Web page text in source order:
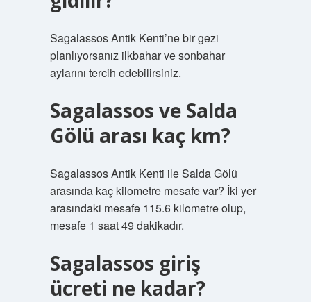
Sagalassos Antik Kenti’ne bir gezi
planlıyorsanız ilkbahar ve sonbahar
aylarını tercih edebilirsiniz.
Sagalassos ve Salda
Gölü arası kaç km?
Sagalassos Antik Kenti ile Salda Gölü
arasında kaç kilometre mesafe var? İki yer
arasındaki mesafe 115.6 kilometre olup,
mesafe 1 saat 49 dakikadır.
Sagalassos giriş
ücreti ne kadar?